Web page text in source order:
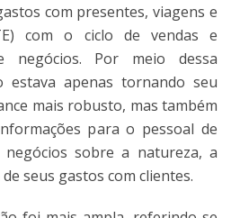
com presentes, viagens e
com o ciclo de vendas e
negócios. Por meio dessa
estava apenas tornando seu
mais robusto, mas também
para o pessoal de
negócios sobre a natureza, a
seus gastos com clientes.